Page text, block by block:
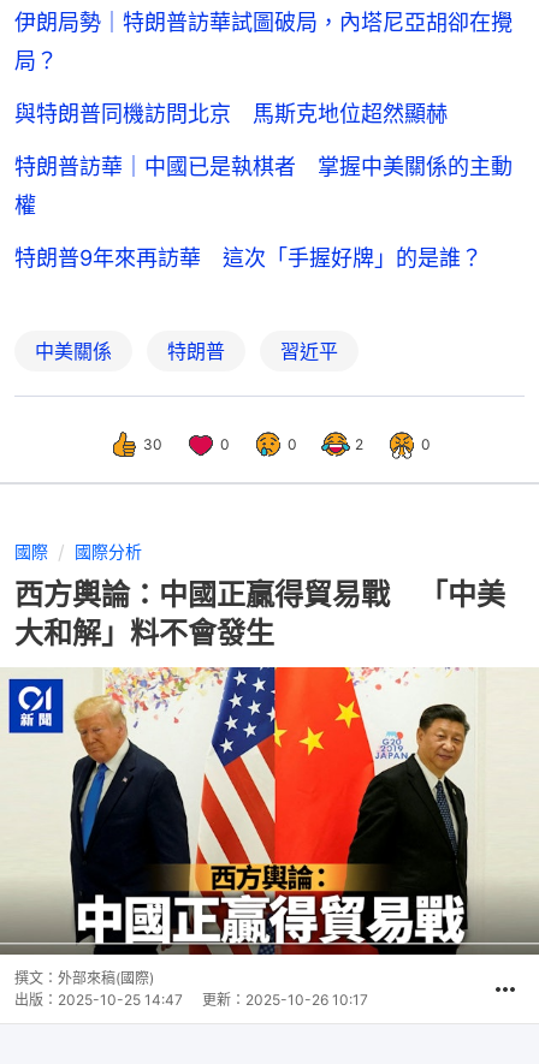
伊朗局勢｜特朗普訪華試圖破局，內塔尼亞胡卻在攪
局？
與特朗普同機訪問北京 馬斯克地位超然顯赫
特朗普訪華｜中國已是執棋者 掌握中美關係的主動
權
特朗普9年來再訪華 這次「手握好牌」的是誰？
中美關係 特朗普 習近平
30 0 0 2 0
國際 國際分析
西方輿論：中國正贏得貿易戰 「中美
大和解」料不會發生
撰文： 外部來稿(國際)
出版： 2025-10-25 14:47 更新： 2025-10-26 10:17